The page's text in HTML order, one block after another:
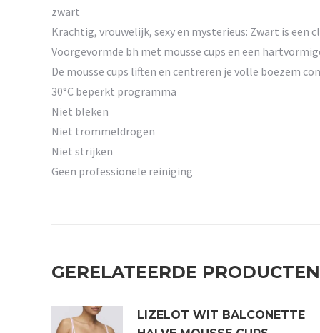
zwart
Krachtig, vrouwelijk, sexy en mysterieus: Zwart is een
Voorgevormde bh met mousse cups en een
De mousse cups liften en centreren je volle boezem
30°C beperkt programma
Niet bleken
Niet trommeldrogen
Niet strijken
Geen professionele reiniging
GERELATEERDE PRODUCTEN
LIZELOT WIT BALCONETTE